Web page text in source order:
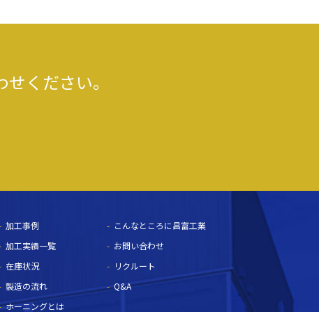
ください。
加工事例
加工実績一覧
在庫状況
製造の流れ
ホーニングとは
こんなところに昌富工業
お問い合わせ
リクルート
Q&A